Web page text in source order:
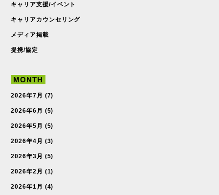
キャリア支援/イベント
キャリアカウンセリング
メディア掲載
提携/協定
MONTH
2026年7月 (7)
2026年6月 (5)
2026年5月 (5)
2026年4月 (3)
2026年3月 (5)
2026年2月 (1)
2026年1月 (4)